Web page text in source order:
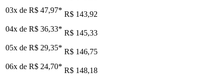
03x de R$ 47,97* R$ 143,92
04x de R$ 36,33* R$ 145,33
05x de R$ 29,35* R$ 146,75
06x de R$ 24,70* R$ 148,18